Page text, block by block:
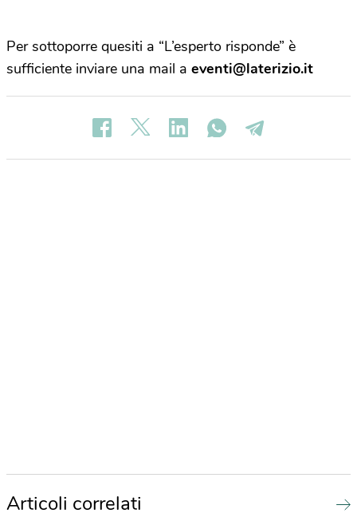
Per sottoporre quesiti a “L’esperto risponde” è
sufficiente inviare una mail a eventi@laterizio.it
Articoli correlati